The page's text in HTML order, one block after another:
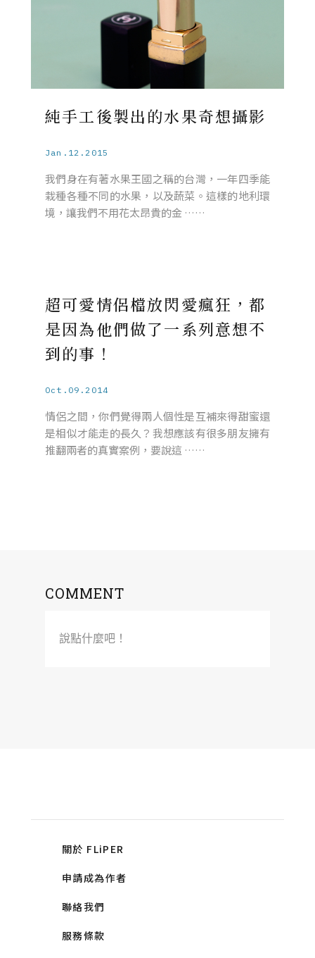
純手工後製出的水果奇想攝影
Jan.12.2015
我們身在有著水果王國之稱的台灣，一年四季能
栽種各種不同的水果，以及蔬菜。這樣的地利環
境，讓我們不用花太昂貴的金 ……
超可愛情侶檔放閃愛瘋狂，都
是因為他們做了一系列意想不
到的事！
Oct.09.2014
情侶之間，你們覺得兩人個性是互補來得甜蜜還
是相似才能走的長久？我想應該有很多朋友擁有
推翻兩者的真實案例，要說這 ……
COMMENT
說點什麼吧！
關於 FLiPER
申請成為作者
聯絡我們
服務條款